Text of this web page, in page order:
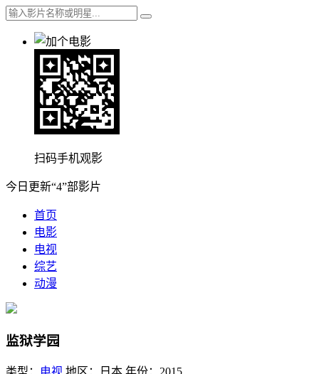
扫码手机观影
今日更新“4”部影片
首页
电影
电视
综艺
动漫
监狱学园